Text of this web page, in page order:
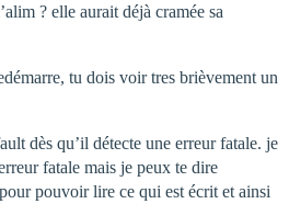
? elle aurait déjà cramée sa
tu dois voir tres brièvement un
dès qu’il détecte une erreur fatale. je
fatale mais je peux te dire
pouvoir lire ce qui est écrit et ainsi